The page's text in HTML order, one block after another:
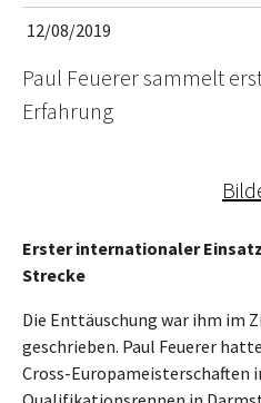
12/08/2019
Paul Feuerer sammelt
Erfahrung
Erster internationaler
Strecke
Die Enttäuschung war ihm im
geschrieben. Paul Feuerer
Cross-Europameisterschaften